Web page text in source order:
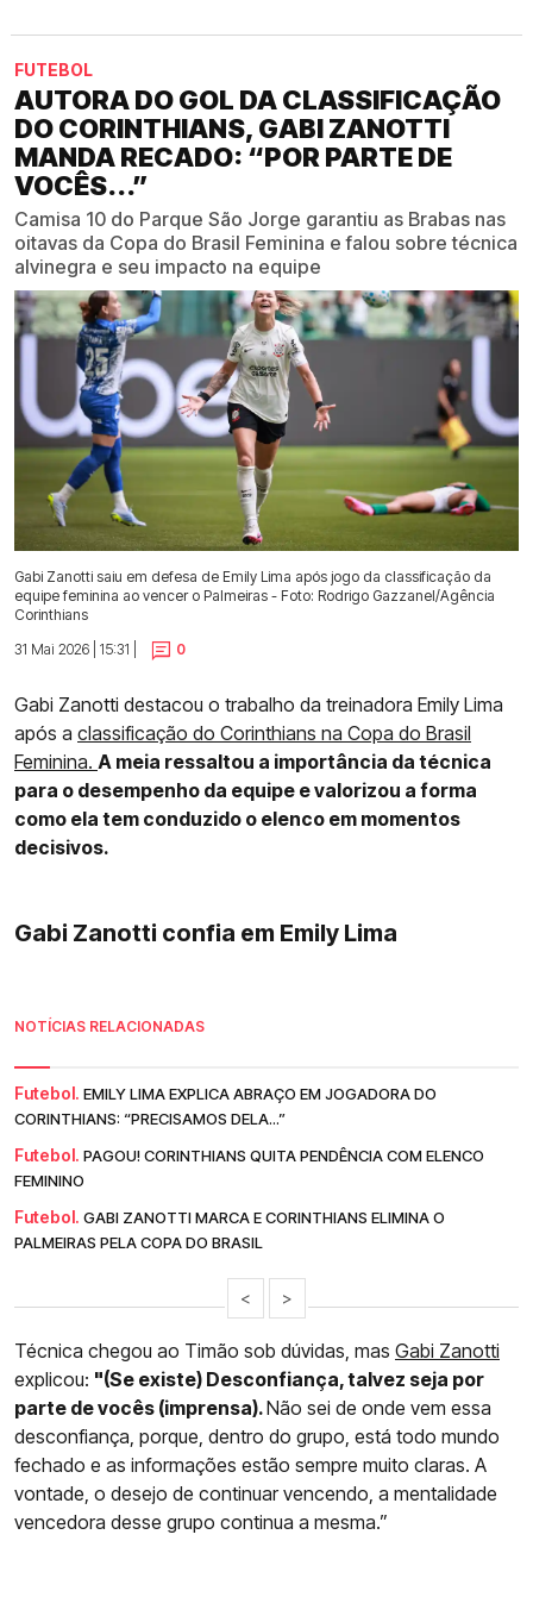
FUTEBOL
AUTORA DO GOL DA CLASSIFICAÇÃO
DO CORINTHIANS, GABI ZANOTTI
MANDA RECADO: “POR PARTE DE
VOCÊS...”
Camisa 10 do Parque São Jorge garantiu as Brabas nas
oitavas da Copa do Brasil Feminina e falou sobre técnica
alvinegra e seu impacto na equipe
Gabi Zanotti saiu em defesa de Emily Lima após jogo da classificação da
equipe feminina ao vencer o Palmeiras - Foto: Rodrigo Gazzanel/Agência
Corinthians
31 Mai 2026 | 15:31 |
0
Gabi Zanotti destacou o trabalho da treinadora Emily Lima
após a classificação do Corinthians na Copa do Brasil
Feminina. A meia ressaltou a importância da técnica
para o desempenho da equipe e valorizou a forma
como ela tem conduzido o elenco em momentos
decisivos.
Gabi Zanotti confia em Emily Lima
NOTÍCIAS RELACIONADAS
Futebol. EMILY LIMA EXPLICA ABRAÇO EM JOGADORA DO
CORINTHIANS: “PRECISAMOS DELA...”
Futebol. PAGOU! CORINTHIANS QUITA PENDÊNCIA COM ELENCO
FEMININO
Futebol. GABI ZANOTTI MARCA E CORINTHIANS ELIMINA O
PALMEIRAS PELA COPA DO BRASIL
< >
Técnica chegou ao Timão sob dúvidas, mas Gabi Zanotti
explicou: "(Se existe) Desconfiança, talvez seja por
parte de vocês (imprensa).Não sei de onde vem essa
desconfiança, porque, dentro do grupo, está todo mundo
fechado e as informações estão sempre muito claras. A
vontade, o desejo de continuar vencendo, a mentalidade
vencedora desse grupo continua a mesma.”